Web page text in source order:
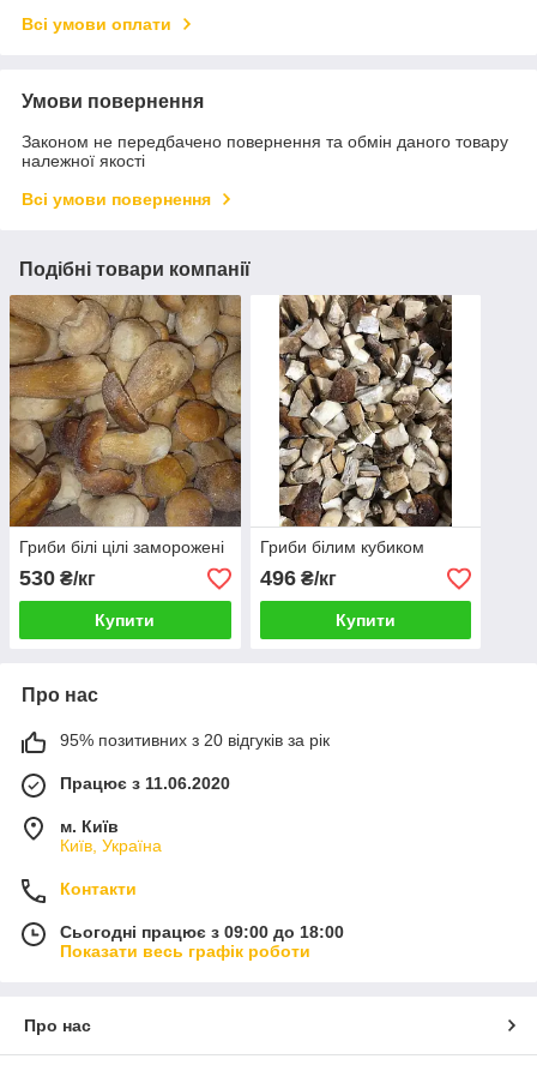
Всі умови оплати
Умови повернення
Законом не передбачено повернення та обмін даного товару
належної якості
Всі умови повернення
Подібні товари компанії
Гриби білі цілі заморожені
530 ₴/кг
Купити
Гриби білим кубиком
496₴/кг
Купити
Про нас
95% позитивних з 20 відгуків за рік
Працює з 11.06.2020
м. Київ
Київ, Україна
Контакти
Сьогодні працює з 09:00 до 18:00
Показати весь графік роботи
Про нас